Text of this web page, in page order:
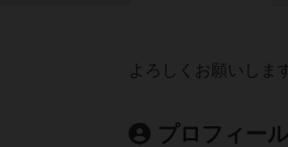
よろしくお願いしま
プロフィール